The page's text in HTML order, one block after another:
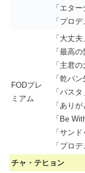
「エター
「プロ
FODプレ
ミアム
「大丈夫
「最高
「主君の
「乾パ
「パスタ
「あり
「Be
「サン
「プロ
チャ・テヒョン